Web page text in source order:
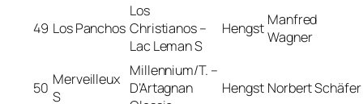
49 Los Panchos
Los
Christianos –
Lac Leman S
Hengst Manfred
Wagner
50 Merveilleux
S
Millennium/T. –
D’Artagnan
Hengst Norbert Schäfer